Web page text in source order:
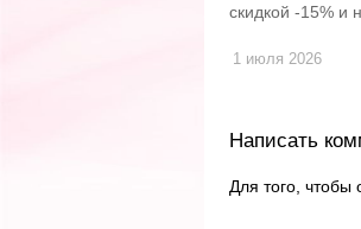
скидкой -15% и
1 июля 2026
Написать
Для того, чтобы